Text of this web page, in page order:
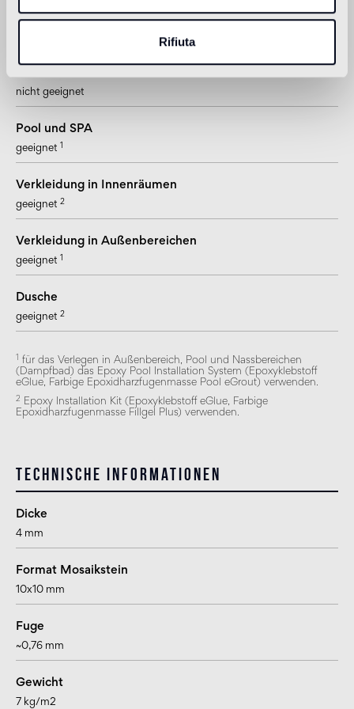
Rifiuta
Boden in Innenräumen
Fußboden mit leichter Beanspruchung (Privatwohnungen)
nicht geeignet
Pool und SPA
geeignet
Verkleidung in Innenräumen
geeignet 2
Verkleidung in Außenbereichen
geeignet
Dusche
geeignet 2
für das Verlegen in Außenbereich, Pool und Nassbereichen
(Dampfbad) das Epoxy Pool Installation System (Epoxyklebstoff
eGlue, Farbige Epoxidharzfugenmasse Pool eGrout) verwenden.
2
Epoxy Installation Kit (Epoxyklebstoff eGlue, Farbige
Epoxidharzfugenmasse Fillgel Plus) verwenden.
Technische Informationen
Dicke
4 mm
Format Mosaikstein
10x10 mm
Fuge
~0,76 mm
Gewicht
7 kg/m2